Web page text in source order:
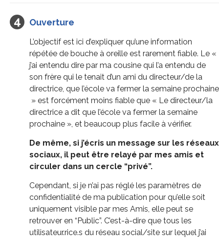
Ouverture
L’objectif est ici d’expliquer qu’une information
répétée de bouche à oreille est rarement fiable. Le «
j’ai entendu dire par ma cousine qui l’a entendu de
son frère qui le tenait d’un ami du directeur/de la
directrice, que l’école va fermer la semaine prochaine
» est forcément moins fiable que « Le directeur/la
directrice a dit que l’école va fermer la semaine
prochaine », et beaucoup plus facile à vérifier.
De même, si j’écris un message sur les réseaux
sociaux, il peut être relayé par mes amis et
circuler dans un cercle “privé”.
Cependant, si je n’ai pas réglé les paramètres de
confidentialité de ma publication pour qu’elle soit
uniquement visible par mes Amis, elle peut se
retrouver en “Public”. C’est-à-dire que tous les
utilisateur.rice.s du réseau social/site sur lequel j’ai